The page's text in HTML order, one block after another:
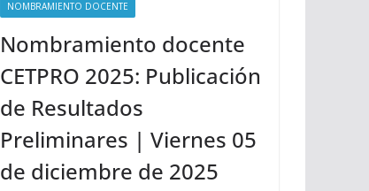
NOMBRAMIENTO DOCENTE
Nombramiento docente
CETPRO 2025: Publicación
de Resultados
Preliminares | Viernes 05
de diciembre de 2025